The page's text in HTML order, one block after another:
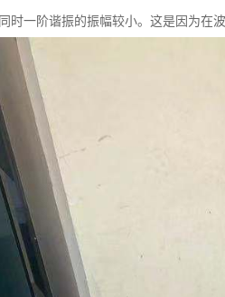
同时一阶谐振的振幅较小。这是因为在